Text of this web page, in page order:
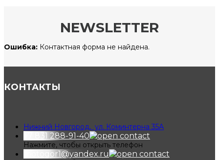
NEWSLETTER
Ошибка: Контактная форма не найдена.
КОНТАКТЫ
Нижний Новгород, ул. Коминтерна 35А
+7 831 288-91-40
Нажмите, чтобы открыть телефон
motogor1@yandex.ru